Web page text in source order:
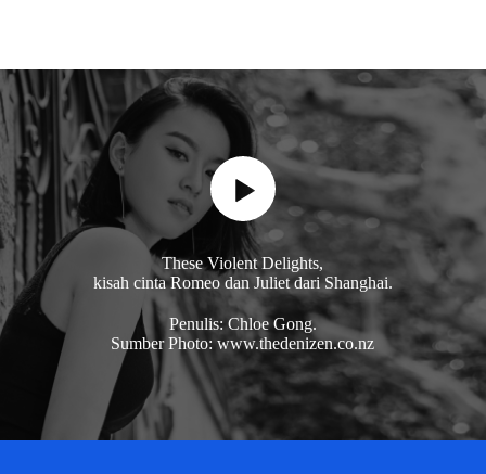
These Violent Delights,
kisah cinta Romeo dan Juliet dari Shanghai.
Penulis: Chloe Gong.
Sumber Photo: www.thedenizen.co.nz